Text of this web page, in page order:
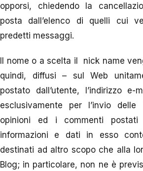
opporsi, chiedendo la
posta dall’elenco di quelli cui
predetti messaggi.
Il nome o a scelta il nick name
quindi, diffusi – sul Web
postato dall’utente, l’indirizzo e-
esclusivamente per l’invio
opinioni ed i commenti
informazioni e dati in esso
destinati ad altro scopo che alla
Blog; in particolare, non ne è